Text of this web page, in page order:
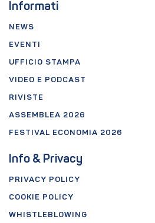
Informati
NEWS
EVENTI
UFFICIO STAMPA
VIDEO E PODCAST
RIVISTE
ASSEMBLEA 2026
FESTIVAL ECONOMIA 2026
Info & Privacy
PRIVACY POLICY
COOKIE POLICY
WHISTLEBLOWING